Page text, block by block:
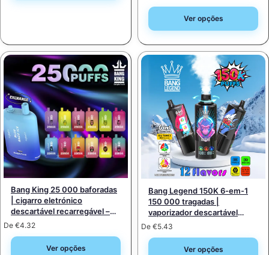
Ver opções
Bang King 25 000 baforadas
| cigarro eletrónico
descartável recarregável –
venda por grosso
5%)
De €4.32
Ver opções
Bang Legend 150K 6-em-1
150 000 tragadas |
vaporizador descartável
inteligente com várias
De €5.43
Ver opções